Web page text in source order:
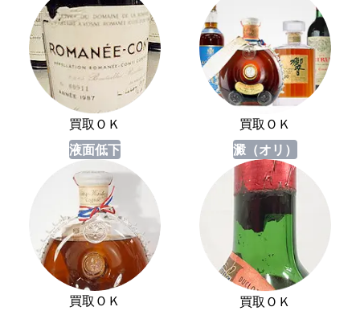
買取ＯＫ
買取ＯＫ
液面低下
買取ＯＫ
澱（オリ）
買取ＯＫ